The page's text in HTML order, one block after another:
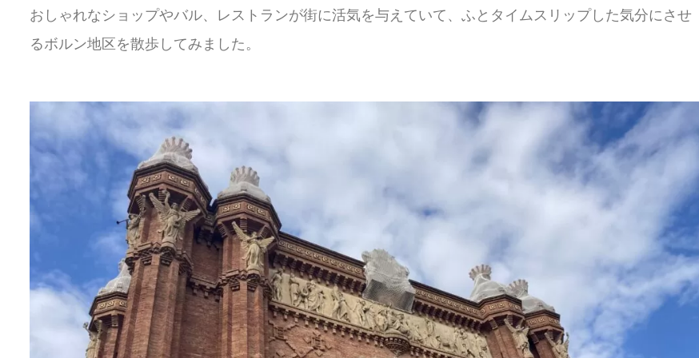
おしゃれなショップやバル、レストランが街に活気を与えていて、ふとタイムスリップした気分にさせ
るボルン地区を散歩してみました。